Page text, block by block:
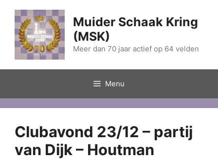
naar
inhoud
Muider Schaak Kring
(MSK)
Meer dan 70 jaar actief op 64 velden
Menu
Clubavond 23/12 – partij
van Dijk – Houtman